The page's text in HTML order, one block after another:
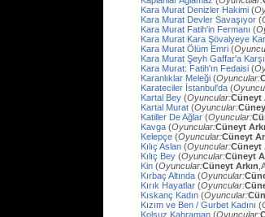
Kara Murat Denizler Hakimi (
Kara Murat Devler Savaşıyor (
Kara Murat Fatih'in Fermanı (
Kara Murat Kara Şövalyeye
Kara Murat Ölüm Emri (
Kara Murat Şeyh Gaffar'a Karşı
Kara Murat: Fatih'ın Fedaisi (
Karanlıklar Meleği (Oyuncular:
Karateciler İstanbul'da (
Kartal Bey (Oyuncular:Cüneyt
Kartal Murat (Oyuncular:
Katiller De Ağlar (Oyuncular:
Kavga (Oyuncular:Cüneyt
Kelepçe (Oyuncular:Cüneyt
Kılıç Aslan (Oyuncular:Cüneyt
Kılıç Bey (Oyuncular:Cüneyt
Kin (Oyuncular:Cüneyt Arkın
Kırbaç Altında (Oyuncular:
Kırık Hayatlar (Oyuncular:
Kıskanç Kadın (Oyuncular:
Kızım ve Ben / Gurbet Kadını (
Kolsuz Kahraman (Oyuncular: